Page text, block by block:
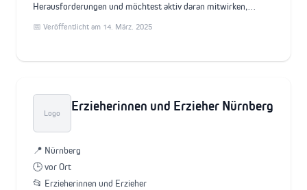
Herausforderungen und möchtest aktiv daran mitwirken,…
📅 Veröffentlicht am 14. März. 2025
Logo Erzieherinnen und Erzieher Nürnberg
📍 Nürnberg
🕒 vor Ort
📂 Erzieherinnen und Erzieher